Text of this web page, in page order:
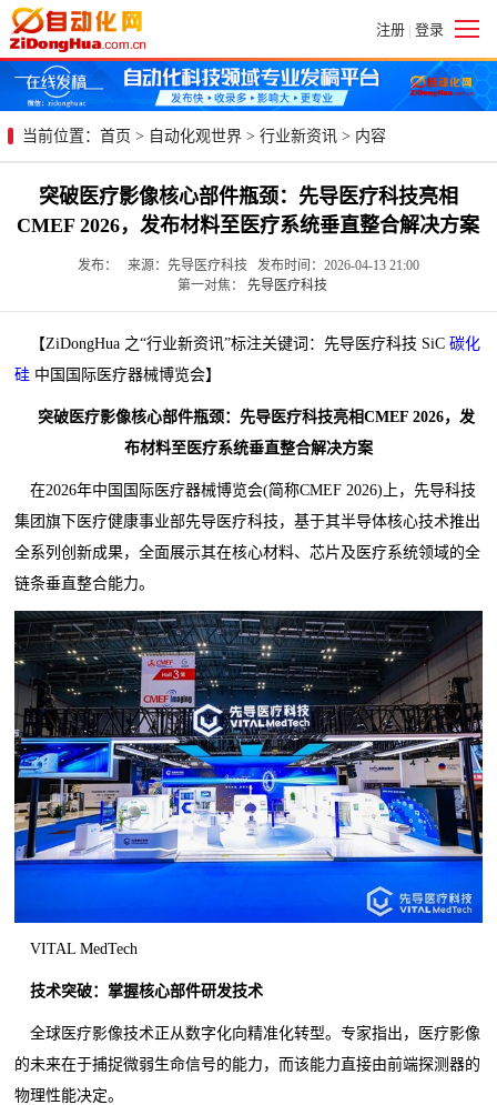
注册 | 登录
当前位置： 首页 > 自动化观世界 > 行业新资讯 > 内容
突破医疗影像核心部件瓶颈：先导医疗科技亮相
CMEF 2026，发布材料至医疗系统垂直整合解决方案
发布： 来源：先导医疗科技 发布时间：2026-04-13 21:00
第一对焦： 先导医疗科技
【ZiDongHua 之“行业新资讯”标注关键词：先导医疗科技 SiC碳化
硅 中国国际医疗器械博览会】
突破医疗影像核心部件瓶颈：先导医疗科技亮相CMEF 2026，发
布材料至医疗系统垂直整合解决方案
在2026年中国国际医疗器械博览会(简称CMEF 2026)上，先导科技
集团旗下医疗健康事业部先导医疗科技，基于其半导体核心技术推出
全系列创新成果，全面展示其在核心材料、芯片及医疗系统领域的全
链条垂直整合能力。
VITAL MedTech
技术突破：掌握核心部件研发技术
全球医疗影像技术正从数字化向精准化转型。专家指出，医疗影像
的未来在于捕捉微弱生命信号的能力，而该能力直接由前端探测器的
物理性能决定。